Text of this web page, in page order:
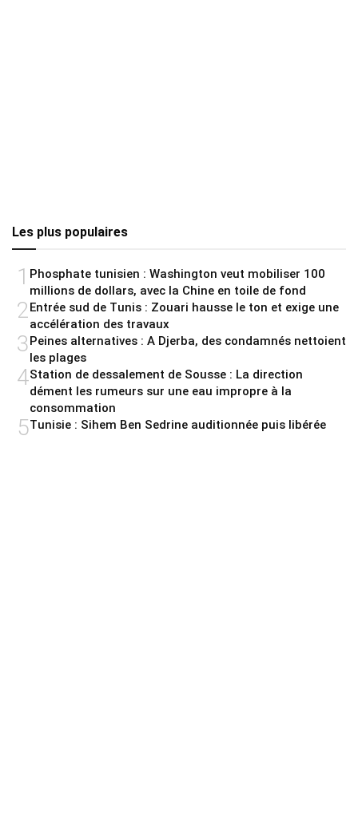
Les plus populaires
1 Phosphate tunisien : Washington veut mobiliser 100
millions de dollars, avec la Chine en toile de fond
2 Entrée sud de Tunis : Zouari hausse le ton et exige une
accélération des travaux
3 Peines alternatives : A Djerba, des condamnés nettoient
les plages
4Station de dessalement de Sousse : La direction
dément les rumeurs sur une eau impropre à la
consommation
5Tunisie : Sihem Ben Sedrine auditionnée puis libérée